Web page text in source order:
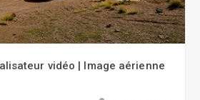
vidéo | Image aérienne